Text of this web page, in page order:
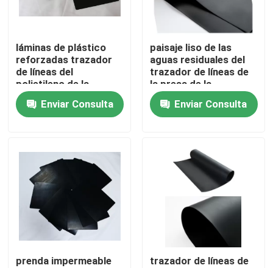
Vídeos
Tela de Geosynthetic
Rejilla del refuerzo de Geosynthetic
HDPE Geocell
Bolsas de arena de Geofabric
láminas de plástico
reforzadas trazador
de líneas del
polietileno de la
charca del HDPE de
1.5m m Geomembrane
Enviar Consulta
paisaje liso de las
aguas residuales del
trazador de líneas de
la presa de la
membrana PE de Geo
del HDPE de 2m m
Enviar Consulta
prenda impermeable
trazador de líneas de